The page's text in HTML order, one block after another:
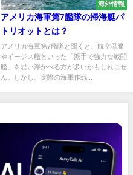
海外情報
アメリカ海軍第7艦隊の掃海艇パ
トリオットとは？
アメリカ海軍第7艦隊と聞くと、航空母艦
やイージス艦といった「派手で強力な戦闘
艦」を思い浮かべる方が多いかもしれませ
ん。しかし、実際の海軍作戦...